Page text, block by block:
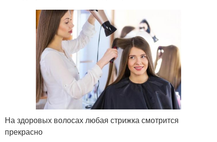
На здоровых волосах любая стрижка смотрится
прекрасно